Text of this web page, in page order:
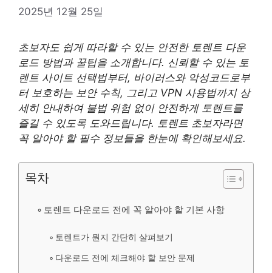
2025년 12월 25일
초보자도 쉽게 따라할 수 있는 안전한 토렌트 다운
로드 방법과 꿀팁을 소개합니다. 신뢰할 수 있는 토
렌트 사이트 선택법부터, 바이러스와 악성코드로부
터 보호하는 보안 수칙, 그리고 VPN 사용법까지 상
세히 안내하여 불법 위험 없이 안전하게 토렌트를
즐길 수 있도록 도와드립니다. 토렌트 초보자라면
꼭 알아야 할 필수 정보들을 한눈에 확인해보세요.
목차
토렌트 다운로드 전에 꼭 알아야 할 기본 사항
토렌트가 뭔지 간단히 살펴보기
다운로드 전에 체크해야 할 보안 문제